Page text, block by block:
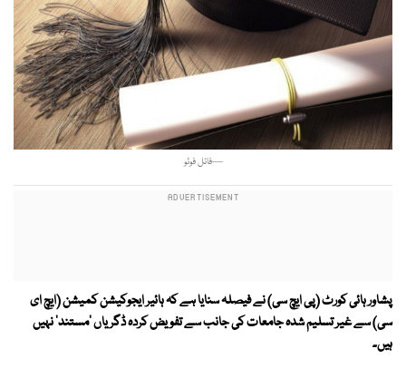
—فائل فوٹو
پشاور ہائی کورٹ (پی ایچ سی) نے فیصلہ سنایا ہے کہ ہائیر ایجوکیشن کمیشن (ایچ ای
سی) سے غیر تسلیم شدہ جامعات کی جانب سے تفویض کردہ ڈگریاں 'مستند' نہیں
ہیں۔